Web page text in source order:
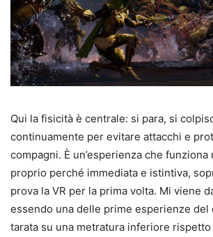
Qui la fisicità è centrale: si para, si
continuamente per evitare attacchi e
compagni. È un’esperienza che funziona
proprio perché immediata e istintiva,
prova la VR per la prima volta. Mi viene
essendo una delle prime esperienze del
tarata su una metratura inferiore rispetto